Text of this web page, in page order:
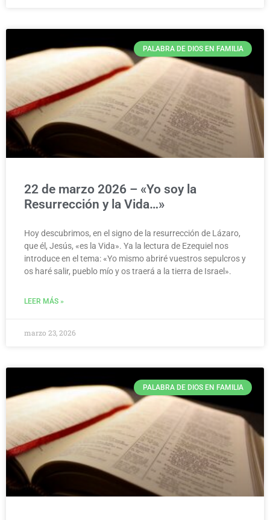
PALABRA DE DIOS EN FAMILIA
22 de marzo 2026 – «Yo soy la
Resurrección y la Vida…»
Hoy descubrimos, en el signo de la resurrección de Lázaro,
que él, Jesús, «es la Vida». Ya la lectura de Ezequiel nos
introduce en el tema: «Yo mismo abriré vuestros sepulcros y
os haré salir, pueblo mío y os traerá a la tierra de Israel».
LEER MÁS »
marzo 23, 2026
PALABRA DE DIOS EN FAMILIA